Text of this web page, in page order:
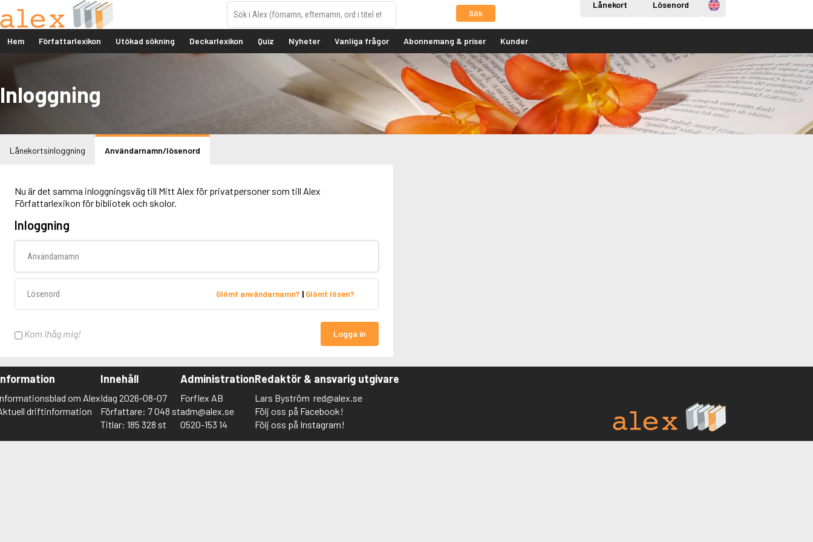
Sök
Lånekort Lösenord Engelska
Hem Författarlexikon Utökad sökning Deckarlexikon Quiz Nyheter Vanliga frågor Abonnemang & priser Kunder
Inloggning
Lånekortsinloggning Användarnamn/lösenord
Nu är det samma inloggningsväg till Mitt Alex för privatpersoner som till Alex
Författarlexikon för bibliotek och skolor.
Inloggning
Glömt användarnamn? | Glömt lösen?
Kom ihåg mig! Logga in
om Alex
driftinformation
Innehåll
Idag 2026-08-07
Författare: 7 048 st
Titlar: 185 328 st
Administration
Forflex AB
adm@alex.se
0520-153 14
Redaktör & ansvarig utgivare
Lars Byström red@alex.se
Följ oss på Facebook!
Följ oss på Instagram!